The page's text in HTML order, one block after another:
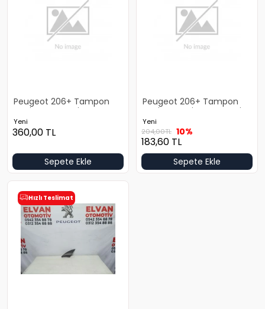
Peugeot 206+ Tampon
Yeni Yan Sanayi
Yeni
360,00 TL
Sepete Ekle
Peugeot 206+ Tampon
Panjuru Yeni Yan Sanayi
Yeni
204,00TL 10%
183,60 TL
Sepete Ekle
Hızlı Teslimat